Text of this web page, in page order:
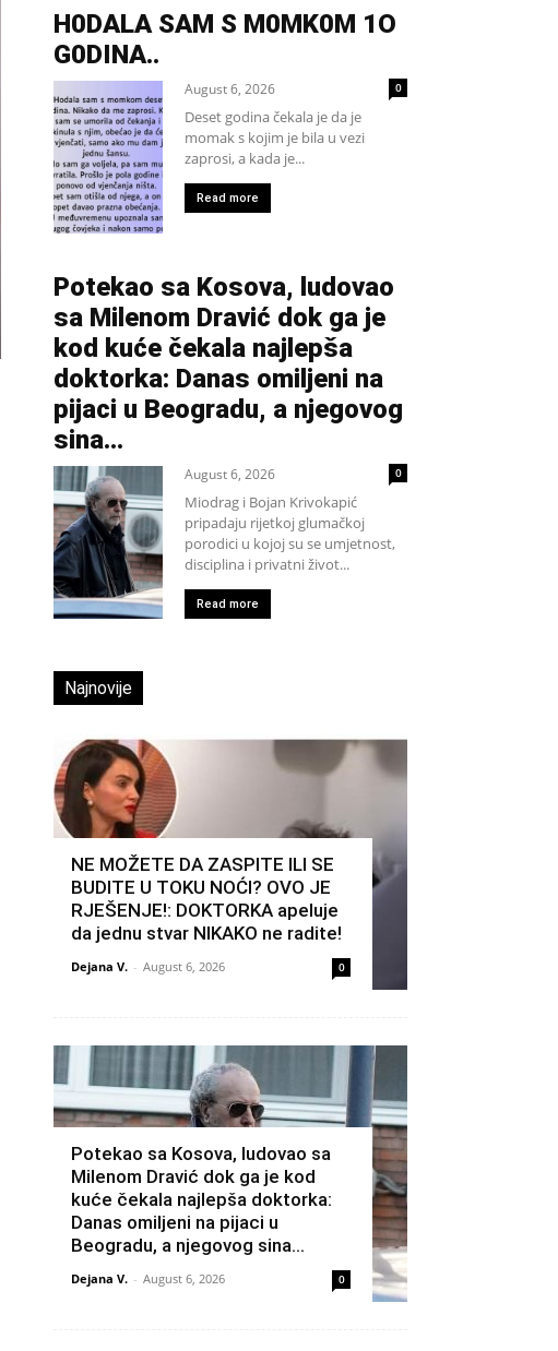
H0DALA SAM S M0MK0M 1O
G0DINA..
August 6, 2026 0
Deset godina čekala je da je
momak s kojim je bila u vezi
zaprosi, a kada je...
Read more
Potekao sa Kosova, ludovao
sa Milenom Dravić dok ga je
kod kuće čekala najlepša
doktorka: Danas omiljeni na
pijaci u Beogradu, a njegovog
sina...
August 6, 2026 0
Miodrag i Bojan Krivokapić
pripadaju rijetkoj glumačkoj
porodici u kojoj su se umjetnost,
disciplina i privatni život...
Read more
Najnovije
NE MOŽETE DA ZASPITE ILI SE
BUDITE U TOKU NOĆI? OVO JE
RJEŠENJE!: DOKTORKA apeluje
da jednu stvar NIKAKO ne radite!
Dejana V. - August 6, 2026 0
Potekao sa Kosova, ludovao sa
Milenom Dravić dok ga je kod
kuće čekala najlepša doktorka:
Danas omiljeni na pijaci u
Beogradu, a njegovog sina...
Dejana V. - August 6, 2026 0